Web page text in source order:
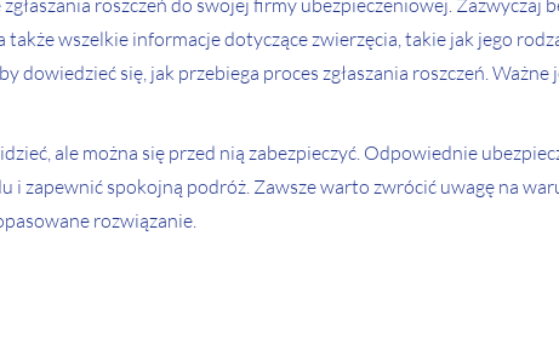
roszczeń do swojej firmy ubezpieczeniowej. Zazwyczaj
wszelkie informacje dotyczące zwierzęcia, takie jak jego
się, jak przebiega proces zgłaszania roszczeń. Ważne
ale można się przed nią zabezpieczyć. Odpowiednie
zapewnić spokojną podróż. Zawsze warto zwrócić uwagę na
rozwiązanie.